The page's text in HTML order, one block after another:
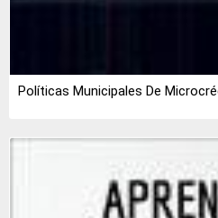
Políticas Municipales De